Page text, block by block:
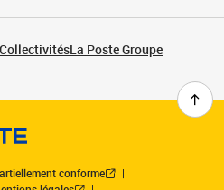
La Poste Groupe
conforme